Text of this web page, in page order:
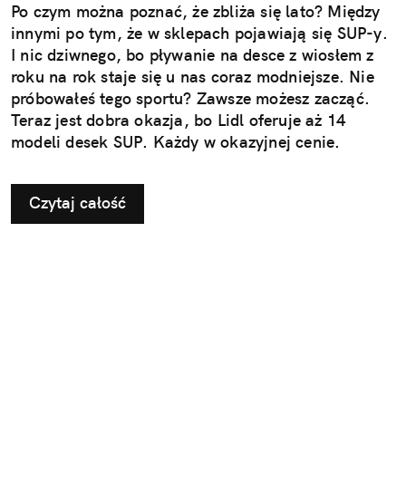
Po czym można poznać, że zbliża się lato? Między
innymi po tym, że w sklepach pojawiają się SUP-y.
I nic dziwnego, bo pływanie na desce z wiosłem z
roku na rok staje się u nas coraz modniejsze. Nie
próbowałeś tego sportu? Zawsze możesz zacząć.
Teraz jest dobra okazja, bo Lidl oferuje aż 14
modeli desek SUP. Każdy w okazyjnej cenie.
Czytaj całość